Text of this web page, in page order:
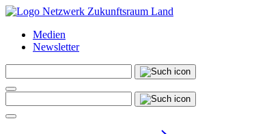
Medien
Newsletter